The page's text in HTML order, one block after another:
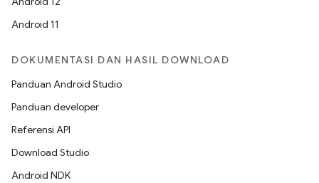
Android 11
DOKUMENTASI DAN HASIL DOWNLOAD
Panduan Android Studio
Panduan developer
Referensi API
Download Studio
Android NDK